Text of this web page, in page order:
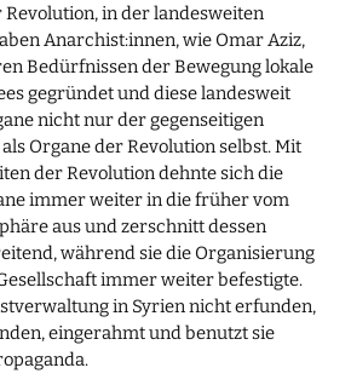
in der landesweiten
Anarchist:innen, wie Omar Aziz,
Bedürfnissen der Bewegung lokale
gegründet und diese landesweit
nicht nur der gegenseitigen
Organe der Revolution selbst. Mit
der Revolution dehnte sich die
immer weiter in die früher vom
aus und zerschnitt dessen
während sie die Organisierung
immer weiter befestigte.
in Syrien nicht erfunden,
eingerahmt und benutzt sie